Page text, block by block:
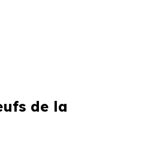
de la